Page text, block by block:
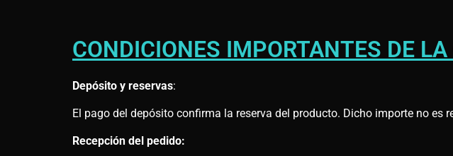
CONDICIONES IMPORTANTES DE
Depósito y reservas:
El pago del depósito confirma la reserva del producto. Dicho importe no es
Recepción del pedido: